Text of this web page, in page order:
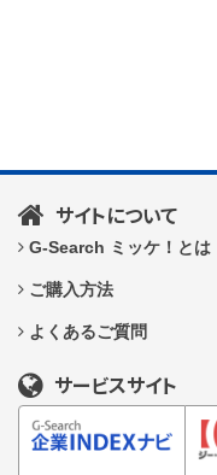
サイトについて
G-Search ミッケ！とは
ご購入方法
よくあるご質問
サービスサイト